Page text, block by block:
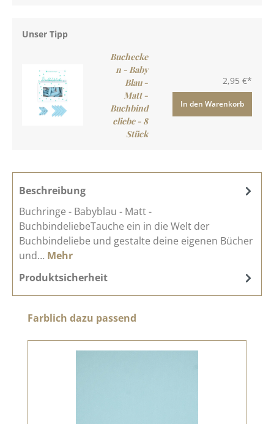
Unser Tipp
Buchecke
n - Baby
Blau -
Matt -
Buchbind
eliebe - 8
Stück
2,95 €*
In den Warenkorb
Beschreibung
Buchringe - Babyblau - Matt -
BuchbindeliebeTauche ein in die Welt der
Buchbindeliebe und gestalte deine eigenen Bücher
und… Mehr
Produktsicherheit
Produktgalerie überspringen
Farblich dazu passend